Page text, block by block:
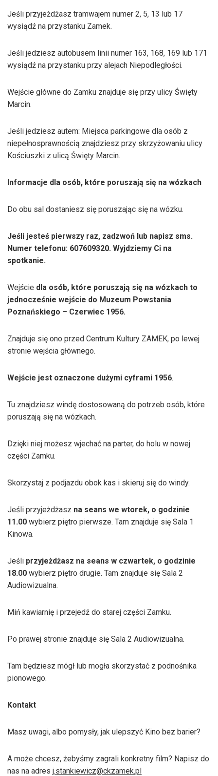
Jeśli przyjeżdżasz tramwajem numer 2, 5, 13 lub 17
wysiądź na przystanku Zamek.
Jeśli jedziesz autobusem linii numer 163, 168, 169 lub 171
wysiądź na przystanku przy alejach Niepodległości.
Wejście główne do Zamku znajduje się przy ulicy Święty
Marcin.
Jeśli jedziesz autem: Miejsca parkingowe dla osób z
niepełnosprawnością znajdziesz przy skrzyżowaniu ulicy
Kościuszki z ulicą Święty Marcin.
Informacje dla osób, które poruszają się na wózkach
Do obu sal dostaniesz się poruszając się na wózku.
Jeśli jesteś pierwszy raz, zadzwoń lub napisz sms.
Numer telefonu: 607609320. Wyjdziemy Ci na
spotkanie.
Wejście dla osób, które poruszają się na wózkach to
jednocześnie wejście do Muzeum Powstania
Poznańskiego – Czerwiec 1956.
Znajduje się ono przed Centrum Kultury ZAMEK, po lewej
stronie wejścia głównego.
Wejście jest oznaczone dużymi cyframi 1956.
Tu znajdziesz windę dostosowaną do potrzeb osób, które
poruszają się na wózkach.
Dzięki niej możesz wjechać na parter, do holu w nowej
części Zamku.
Skorzystaj z podjazdu obok kas i skieruj się do windy.
Jeśli przyjeżdżasz na seans we wtorek, o godzinie
11.00 wybierz piętro pierwsze. Tam znajduje się Sala 1
Kinowa.
Jeśli przyjeżdżasz na seans w czwartek, o godzinie
18.00 wybierz piętro drugie. Tam znajduje się Sala 2
Audiowizualna.
Miń kawiarnię i przejedź do starej części Zamku.
Po prawej stronie znajduje się Sala 2 Audiowizualna.
Tam będziesz mógł lub mogła skorzystać z podnośnika
pionowego.
Kontakt
Masz uwagi, albo pomysły, jak ulepszyć Kino bez barier?
A może chcesz, żebyśmy zagrali konkretny film? Napisz do
nas na adres j.stankiewicz@ckzamek.pl